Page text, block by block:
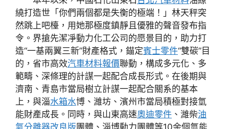
繞打造世「你們兩個都是失衡的極端！」林天秤突
然跳上吧檯，用她那極度鎮靜且優雅的聲音發布指
令。界搶先潔凈動力化工公司的愿景目的，助力打
造“一基兩翼三新”財產格式，錨定賓士零件“雙碳”目
的，省市高效汽車材料報價聯動，構成多元化、多
範疇、深條理的計謀一起配合成長形式。在後期與
濟南、青島市當局樹立計謀一起配合關系的基本
上，與淄水箱水博、濰坊、濱州市當局積極對接氫
能財產成長。同時，與山東高速奧迪零件 、濰柴油
氣分離器改良版 團體、淄博動力團體等10余個氫能